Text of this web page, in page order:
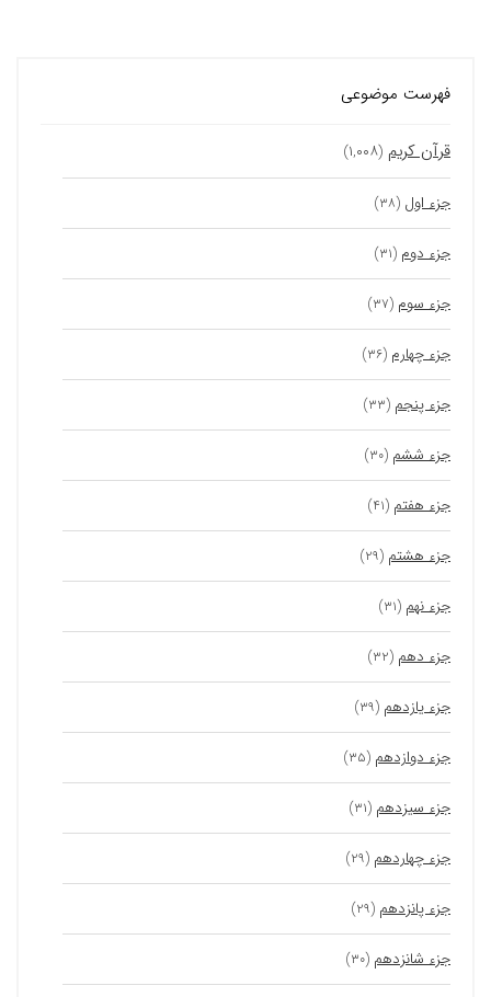
فهرست موضوعی
قرآن کریم (۱,۰۰۸)
جزء اول (۳۸)
جزء دوم (۳۱)
جزء سوم (۳۷)
جزء چهارم (۳۶)
جزء پنجم (۳۳)
جزء ششم (۳۰)
جزء هفتم (۴۱)
جزء هشتم (۲۹)
جزء نهم (۳۱)
جزء دهم (۳۲)
جزء یازدهم (۳۹)
جزء دوازدهم (۳۵)
جزء سیزدهم (۳۱)
جزء چهاردهم (۲۹)
جزء پانزدهم (۲۹)
جزء شانزدهم (۳۰)